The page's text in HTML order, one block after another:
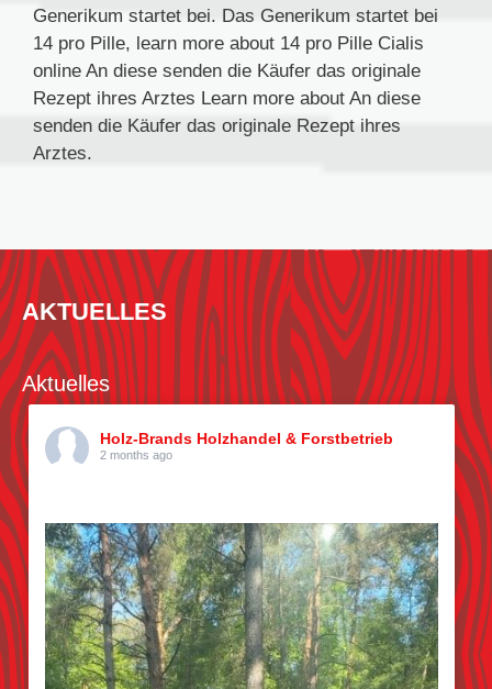
Generikum startet bei. Das Generikum startet bei
14 pro Pille, learn more about 14 pro Pille Cialis
online An diese senden die Käufer das originale
Rezept ihres Arztes Learn more about An diese
senden die Käufer das originale Rezept ihres
Arztes.
AKTUELLES
Aktuelles
Holz-Brands Holzhandel & Forstbetrieb
2 months ago